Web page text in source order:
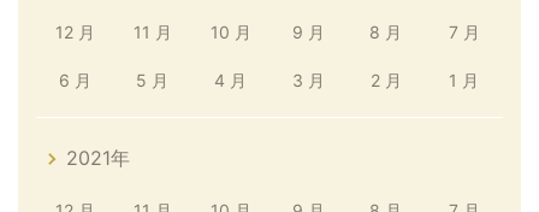
12 月 11 月 10 月 9 月 8 月 7 月
6 月 5 月 4 月 3 月 2 月 1 月
2021年